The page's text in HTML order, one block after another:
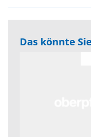
Das könnte